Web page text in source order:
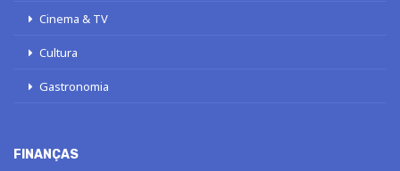
Cinema & TV
Cultura
Gastronomia
FINANÇAS